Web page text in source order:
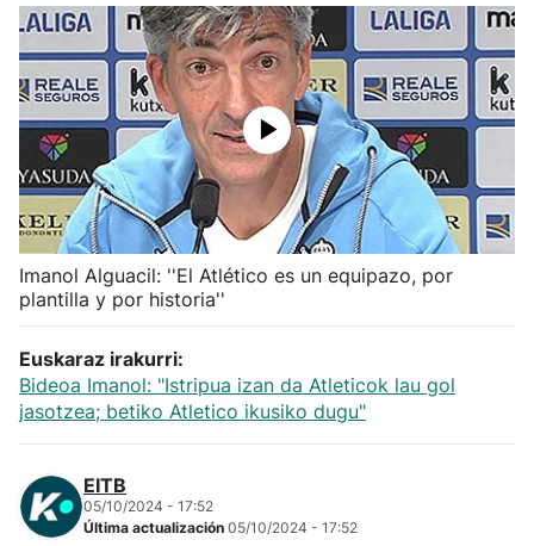
Ciclismo
Herri-kirolak
Balonmano
Kirolak 360
Atletismo
Carreras de montaña
"Helmuga"
Imanol Alguacil: ''El Atlético es un equipazo, por
plantilla y por historia''
Euskaraz irakurri:
Bideoa Imanol: "Istripua izan da Atleticok lau gol
jasotzea; betiko Atletico ikusiko dugu"
EITB
05/10/2024 - 17:52
Última actualización 05/10/2024 - 17:52